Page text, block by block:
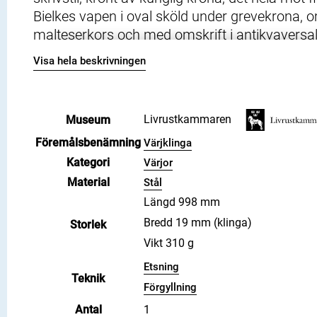
Bielkes vapen i oval sköld under grevekrona,
malteserkors och med omskrift i
valspråk för greve Ture Gabriel Bielke,
På ricassons ena smala sida med
och helgdagstecken, varje grupp inleds
tvärstreckad bård (förlaga se litt.). På
ett märke liknande ett grovt: "Å". Litteratur:
tidskr. Livrustkammaren V, sid. 45, fig. 1 b-6.
29, fig.85. (Kort och tydelig underwisning
Nordström L., White arms of the Royal
Visa hela beskrivningen
Museum
Livrustkammaren
Föremålsbenämning Värjklinga
Kategori Värjor
Material Stål
Storlek
Längd 998 mm
Bredd 19 mm (klinga)
Vikt 310 g
Teknik
Etsning
Förgyllning
Antal
1